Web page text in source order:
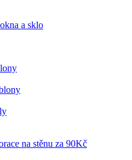
a sklo
na stěnu za 90Kč